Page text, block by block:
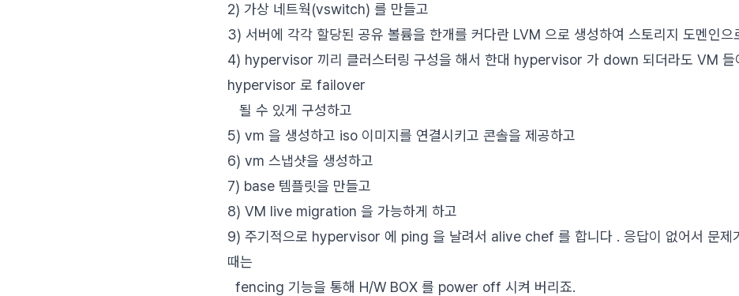
2) 가상 네트웍(vswitch) 를 만들고
3) 서버에 각각 할당된 공유 볼륨을 한개를 커다란 LVM 으로 생성하여 스토리지 도멘인으
4) hypervisor 끼리 클러스터링 구성을 해서 한대 hypervisor 가 down 되더라도 VM 들
hypervisor 로 failover
될 수 있게 구성하고
5) vm 을 생성하고 iso 이미지를 연결시키고 콘솔을 제공하고
6) vm 스냅샷을 생성하고
7) base 템플릿을 만들고
8) VM live migration 을 가능하게 하고
9) 주기적으로 hypervisor 에 ping 을 날려서 alive chef 를 합니다 . 응답이 없어서 문제
때는
fencing 기능을 통해 H/W BOX 를 power off 시켜 버리죠.